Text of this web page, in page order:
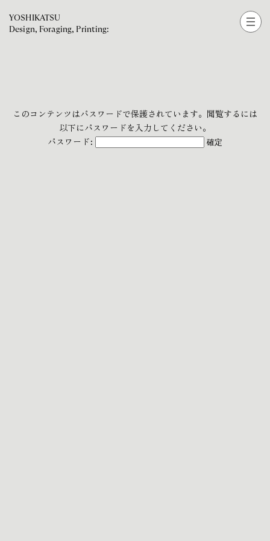
YOSHIKATSU
Design, Foraging, Printing:
このコンテンツはパスワードで保護されています。閲覧するには
以下にパスワードを入力してください。
パスワード: